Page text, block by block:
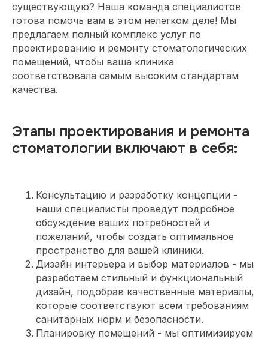
существующую? Наша команда специалистов
готова помочь вам в этом нелегком деле! Мы
предлагаем полный комплекс услуг по
проектированию и ремонту стоматологических
помещений, чтобы ваша клиника
соответствовала самым высоким стандартам
качества.
Этапы проектирования и ремонта
стоматологии включают в себя:
Консультацию и разработку концепции -
наши специалисты проведут подробное
обсуждение ваших потребностей и
пожеланий, чтобы создать оптимальное
пространство для вашей клиники.
Дизайн интерьера и выбор материалов - мы
разработаем стильный и функциональный
дизайн, подобрав качественные материалы,
которые соответствуют всем требованиям
санитарных норм и безопасности.
Планировку помещений - мы оптимизируем